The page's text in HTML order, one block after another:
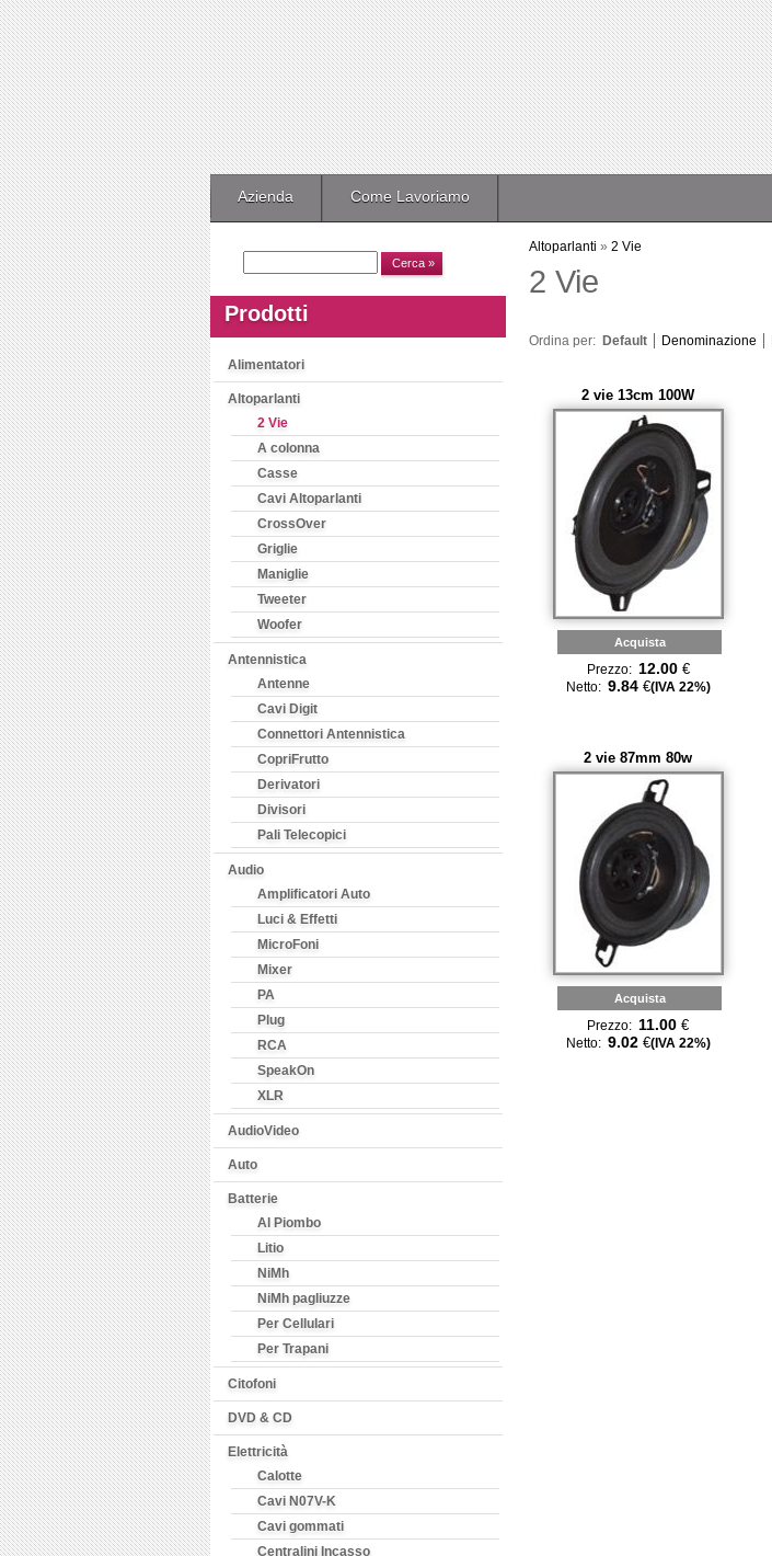
Azienda Come Lavoriamo
Prodotti
Alimentatori
Altoparlanti
2 Vie
A colonna
Casse
Cavi Altoparlanti
CrossOver
Griglie
Maniglie
Tweeter
Woofer
Antennistica
Antenne
Cavi Digit
Connettori Antennistica
CopriFrutto
Derivatori
Divisori
Pali Telecopici
Audio
Amplificatori Auto
Luci & Effetti
MicroFoni
Mixer
PA
Plug
RCA
SpeakOn
XLR
AudioVideo
Auto
Batterie
Al Piombo
Litio
NiMh
NiMh pagliuzze
Per Cellulari
Per Trapani
Citofoni
DVD & CD
Elettricità
Calotte
Cavi N07V-K
Cavi gommati
Centralini Incasso
2 Vie
Altoparlanti » 2 Vie
Ordina per: Default Denominazione
2 vie 13cm 100W
Acquista
Prezzo: 12.00 €
Netto: 9.84 €(IVA 22%)
2 vie 87mm 80w
Acquista
Prezzo: 11.00 €
Netto: 9.02 €(IVA 22%)